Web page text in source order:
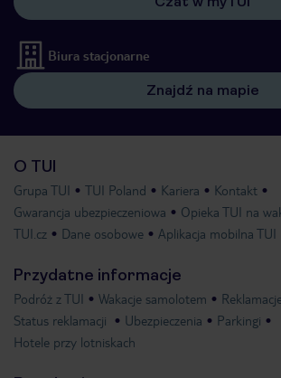
Biura stacjonarne
Znajdź na mapie
O TUI
Grupa TUI TUI Poland Kariera
Kontakt
Gwarancja ubezpieczeniowa
Opieka TUI na
TUI.cz
Dane osobowe Aplikacja mobilna TUI
Przydatne informacje
Podróż z TUI Wakacje samolotem
Status reklamacji
Ubezpieczenia
Parkingi
Hotele przy lotniskach